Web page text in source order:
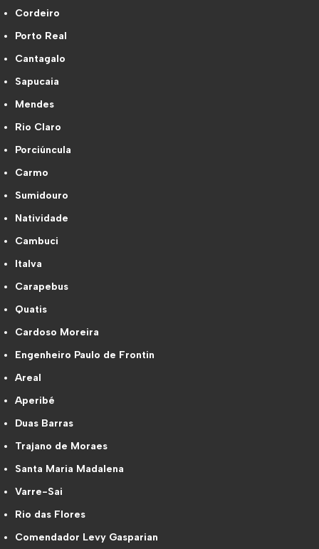
Cordeiro
Porto Real
Cantagalo
Sapucaia
Mendes
Rio Claro
Porciúncula
Carmo
Sumidouro
Natividade
Cambuci
Italva
Carapebus
Quatis
Cardoso Moreira
Engenheiro Paulo de Frontin
Areal
Aperibé
Duas Barras
Trajano de Moraes
Santa Maria Madalena
Varre-Sai
Rio das Flores
Comendador Levy Gasparian